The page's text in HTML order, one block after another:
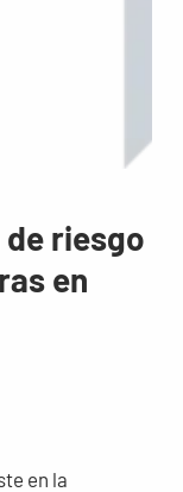
riesgo
en
en la